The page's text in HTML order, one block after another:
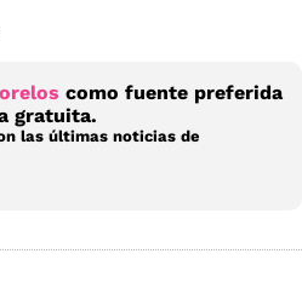
como fuente preferida
gratuita.
las últimas noticias de